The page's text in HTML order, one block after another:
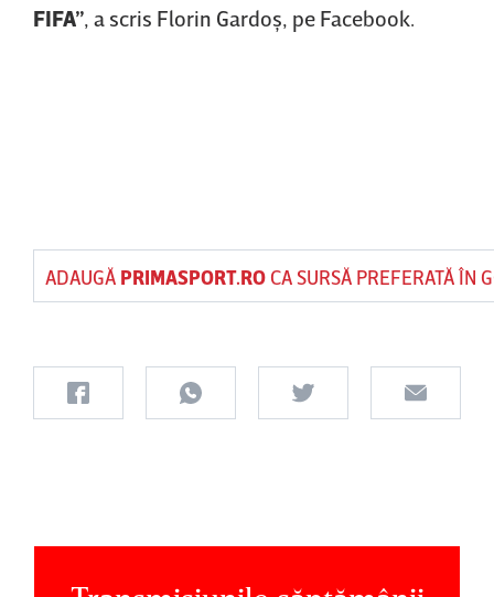
FIFA”, a scris Florin Gardoş, pe Facebook.
ADAUGĂ PRIMASPORT.ROCA SURSĂ PREFERATĂ ÎN